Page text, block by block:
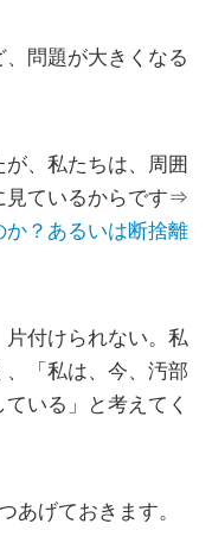
問題が大きくなる
、私たちは、周囲
見ているからです⇒
？あるいは断捨離
片付けられない。私
「私は、今、汚部
いる」と考えてく
あげておきます。